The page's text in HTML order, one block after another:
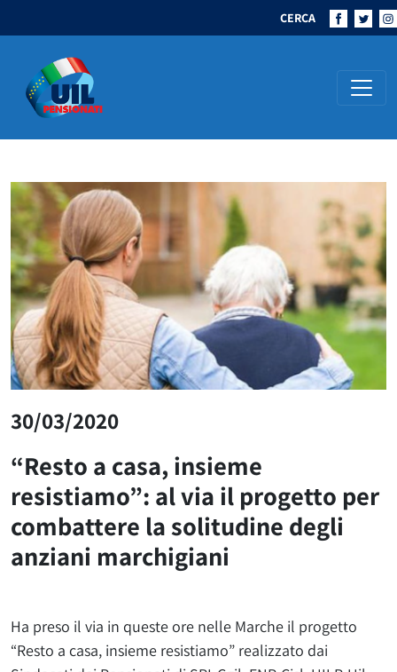
CERCA
Navigazione principale
30/03/2020
“Resto a casa, insieme
resistiamo”: al via il progetto per
combattere la solitudine degli
anziani marchigiani
Ha preso il via in queste ore nelle Marche il progetto
“Resto a casa, insieme resistiamo” realizzato dai